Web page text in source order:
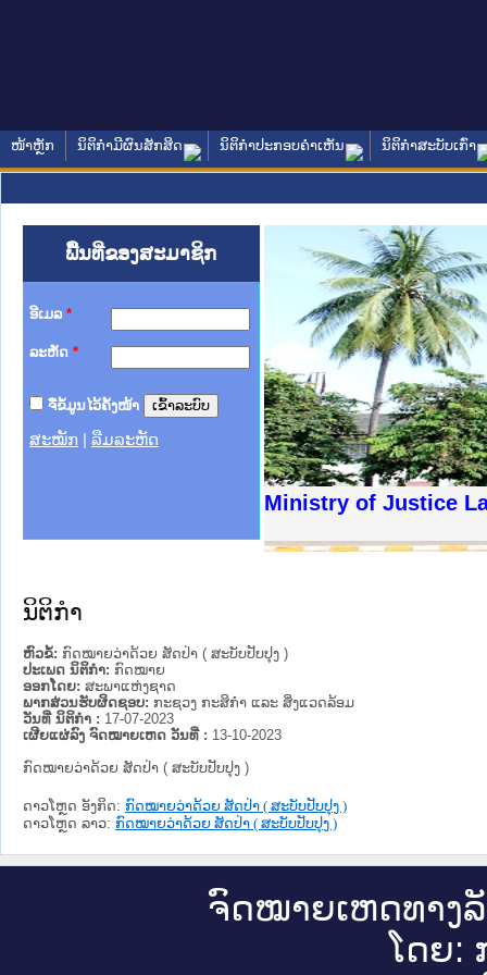
ໜ້າຫຼັກ ນິຕິກໍາມີຜົນສັກສິດ ນິຕິກໍາປະກອບຄໍາເຫັນ ນິຕິກໍາສະບັບເກົ່າ
ພື້ນທີ່ຂອງສະມາຊິກ
ອີເມລ *
ລະຫັດ *
ຈື່ຂໍ້ມູນໄວ້ຄັ້ງໜ້າ
ສະໝັກ ລືມລະຫັດ
Ministry of Justice
າຊົນ ພາກເໜືອ
ການ
ກາງ
ໃຕ້
ຕຳຫຼວດປະຊາຊົນ
ສັນຕິບານປະຊາຊົນ
ກເໜືອ
າຊົນ ພາກກາງ
ນິຕິກໍາ
ຫົວຂໍ້: ກົດໝາຍວ່າດ້ວຍ ສັດປ່າ ( ສະບັບປັບປຸງ )
ປະເພດ ນິຕິກໍາ: ກົດໝາຍ
ອອກໂດຍ: ສະພາແຫ່ງຊາດ
ພາກສ່ວນຮັບຜິດຊອບ: ກະຊວງ ກະສິກຳ ແລະ ສິ່ງແວດລ້ອມ
ວັນທີ່ ນິຕິກໍາ : 17-07-2023
ເຜີຍແຜ່ລົງ ຈົດໝາຍເຫດ ວັນທີ່ : 13-10-2023
ກົດໝາຍວ່າດ້ວຍ ສັດປ່າ ( ສະບັບປັບປຸງ )
ດາວໂຫຼດ ອັງກິດ: ກົດໝາຍວ່າດ້ວຍ ສັດປ່າ ( ສະບັບປັບປຸງ )
ດາວໂຫຼດ ລາວ: ກົດໝາຍວ່າດ້ວຍ ສັດປ່າ ( ສະບັບປັບປຸງ )
ຈົດ​ໝາຍ​ເຫດ​ທາງ​
ໂດຍ: